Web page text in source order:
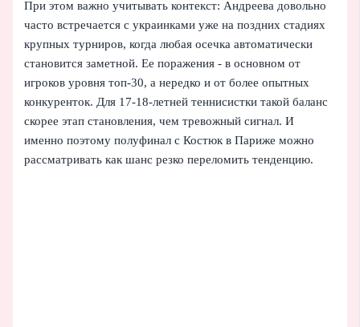
При этом важно учитывать контекст: Андреева довольно
часто встречается с украинками уже на поздних стадиях
крупных турниров, когда любая осечка автоматически
становится заметной. Ее поражения - в основном от
игроков уровня топ-30, а нередко и от более опытных
конкуренток. Для 17-18-летней теннисистки такой баланс
скорее этап становления, чем тревожный сигнал. И
именно поэтому полуфинал с Костюк в Париже можно
рассматривать как шанс резко переломить тенденцию.